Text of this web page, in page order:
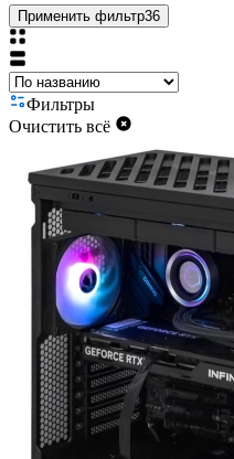
Применить фильтр36
Фильтры
Очистить всё